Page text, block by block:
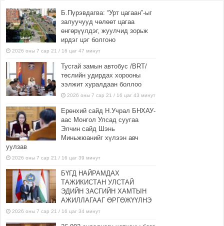
Б.Пүрэвдагва: “Урт цагаан”-ыг
залуучууд чөлөөт цагаа
өнгөрүүлдэг, жуулчид зорьж
ирдэг цэг болгоно
2026 оны 7 сар 21 / 16 цаг 47 минут
Тусгай замын автобус /BRT/
төслийн удирдах хорооны
ээлжит хуралдаан боллоо
2026 оны 7 сар 21 / 16 цаг 43 минут
Ерөнхий сайд Н.Учрал БНХАУ-
аас Монгол Улсад суугаа
Элчин сайд Шэнь
Миньжюанийг хүлээн авч
уулзав
2026 оны 7 сар 21 / 16 цаг 39 минут
БҮГД НАЙРАМДАХ
ТАЖИКИСТАН УЛСТАЙ
ЭДИЙН ЗАСГИЙН ХАМТЫН
АЖИЛЛАГААГ ӨРГӨЖҮҮЛНЭ
2026 оны 7 сар 21 / 16 цаг 34 минут